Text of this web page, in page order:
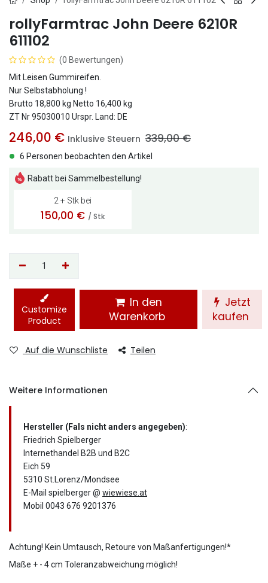
rollyFarmtrac John Deere 6210R
611102
(0 Bewertungen)
Mit Leisen Gummireifen.
Nur Selbstabholung !
Brutto 18,800 kg Netto 16,400 kg
ZT Nr 95030010 Urspr. Land: DE
246,00 € Inklusive Steuern 339,00€
6 Personen beobachten den Artikel
Rabatt bei Sammelbestellung!
2 + Stk bei
150,00 € / Stk
Customize
Product
In den
Warenkorb
Jetzt
kaufen
Auf die Wunschliste Teilen
Weitere Informationen
Hersteller (Fals nicht anders angegeben):
Friedrich Spielberger
Internethandel B2B und B2C
Eich 59
5310 St.Lorenz/Mondsee
E-Mail spielberger @ wiewiese.at
Mobil 0043 676 9201376
Achtung! Kein Umtausch, Retoure von Maßanfertigungen!*
Maße + - 4 cm Toleranzabweichung möglich!